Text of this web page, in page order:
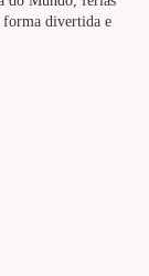
forma divertida e